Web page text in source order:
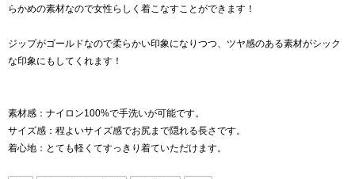
らかめの素材なので女性らしく着こなすことができます！
ジップがゴールドなので柔らかい印象になりつつ、ツヤ感のある素材がシック
な印象にもしてくれます！
素材感：ナイロン100%で手洗いが可能です。
サイズ感：程よいサイズ感でお尻まで隠れる長さです。
着心地：とても軽くてすっきり着ていただけます。